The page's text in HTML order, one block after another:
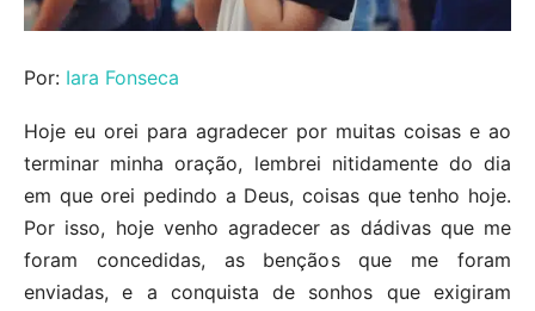
Por: Iara Fonseca
Hoje eu orei para agradecer por muitas coisas e ao
terminar minha oração, lembrei nitidamente do dia
em que orei pedindo a Deus, coisas que tenho hoje.
Por isso, hoje venho agradecer as dádivas que me
foram concedidas, as bençãos que me foram
enviadas, e a conquista de sonhos que exigiram